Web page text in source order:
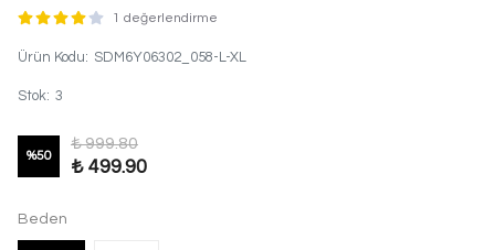
1 değerlendirme
Ürün Kodu: SDM6Y06302_058-L-XL
Stok: 3
%50
₺ 999.80
₺ 499.90
Beden